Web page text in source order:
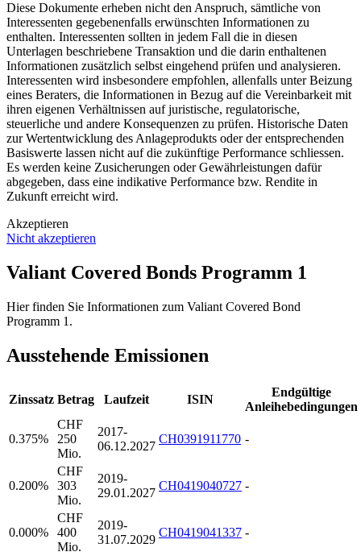
Diese Dokumente erheben nicht den Anspruch, sämtliche von
Interessenten gegebenenfalls erwünschten Informationen zu
enthalten. Interessenten sollten in jedem Fall die in diesen
Unterlagen beschriebene Transaktion und die darin enthaltenen
Informationen zusätzlich selbst eingehend prüfen und analysieren.
Interessenten wird insbesondere empfohlen, allenfalls unter Beizung
eines Beraters, die Informationen in Bezug auf die Vereinbarkeit mit
ihren eigenen Verhältnissen auf juristische, regulatorische,
steuerliche und andere Konsequenzen zu prüfen. Historische Daten
zur Wertentwicklung des Anlageprodukts oder der entsprechenden
Basiswerte lassen nicht auf die zukünftige Performance schliessen.
Es werden keine Zusicherungen oder Gewährleistungen dafür
abgegeben, dass eine indikative Performance bzw. Rendite in
Zukunft erreicht wird.
Akzeptieren
Nicht akzeptieren
Valiant Covered Bonds Programm 1
Hier finden Sie Informationen zum Valiant Covered Bond
Programm 1.
Ausstehende Emissionen
Zinssatz Betrag Laufzeit ISIN
Endgültige
Anleihebedingungen
0.375%
CHF
250
Mio.
2017-
06.12.2027
CH0391911770 -
0.200%
CHF
303
Mio.
2019-
29.01.2027
CH0419040727 -
0.000%
CHF
400
Mio.
2019-
31.07.2029
CH0419041337 -